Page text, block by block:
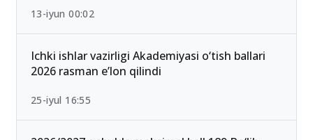
Qabul-2026: Eng past o‘tish ballari bilan kirish
mumkin bo‘lgan yo‘nalishlar
13-iyun 00:02
Ichki ishlar vazirligi Akademiyasi o‘tish ballari
2026 rasman e’lon qilindi